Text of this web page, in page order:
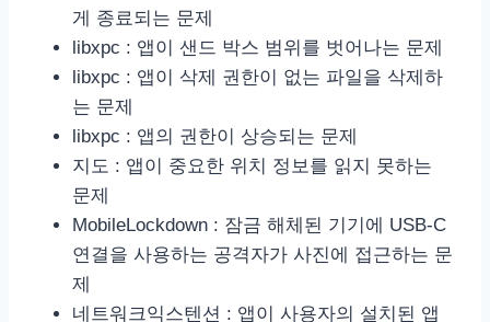
게 종료되는 문제
libxpc : 앱이 샌드 박스 범위를 벗어나는 문제
libxpc : 앱이 삭제 권한이 없는 파일을 삭제하
는 문제
libxpc : 앱의 권한이 상승되는 문제
지도 : 앱이 중요한 위치 정보를 읽지 못하는
문제
MobileLockdown : 잠금 해체된 기기에 USB-C
연결을 사용하는 공격자가 사진에 접근하는 문
제
네트워크익스텐션 : 앱이 사용자의 설치된 앱